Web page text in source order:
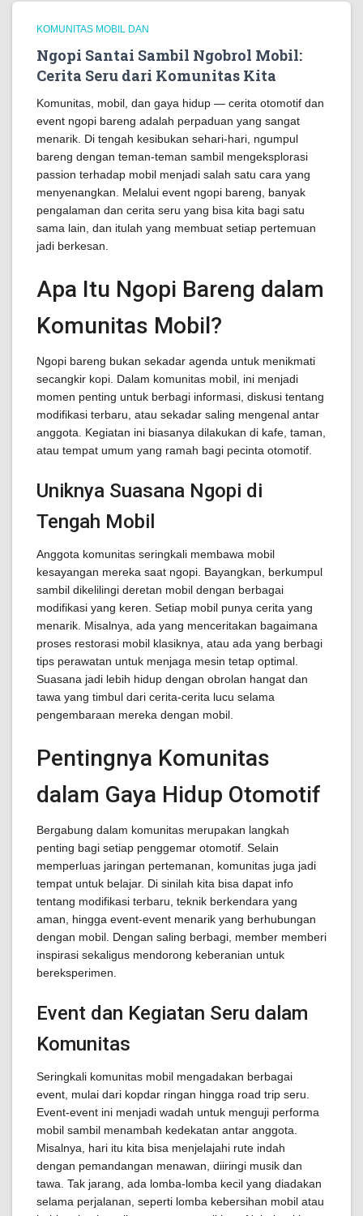
KOMUNITAS MOBIL DAN
Ngopi Santai Sambil Ngobrol Mobil:
Cerita Seru dari Komunitas Kita
Komunitas, mobil, dan gaya hidup — cerita otomotif dan
event ngopi bareng adalah perpaduan yang sangat
menarik. Di tengah kesibukan sehari-hari, ngumpul
bareng dengan teman-teman sambil mengeksplorasi
passion terhadap mobil menjadi salah satu cara yang
menyenangkan. Melalui event ngopi bareng, banyak
pengalaman dan cerita seru yang bisa kita bagi satu
sama lain, dan itulah yang membuat setiap pertemuan
jadi berkesan.
Apa Itu Ngopi Bareng dalam
Komunitas Mobil?
Ngopi bareng bukan sekadar agenda untuk menikmati
secangkir kopi. Dalam komunitas mobil, ini menjadi
momen penting untuk berbagi informasi, diskusi tentang
modifikasi terbaru, atau sekadar saling mengenal antar
anggota. Kegiatan ini biasanya dilakukan di kafe, taman,
atau tempat umum yang ramah bagi pecinta otomotif.
Uniknya Suasana Ngopi di
Tengah Mobil
Anggota komunitas seringkali membawa mobil
kesayangan mereka saat ngopi. Bayangkan, berkumpul
sambil dikelilingi deretan mobil dengan berbagai
modifikasi yang keren. Setiap mobil punya cerita yang
menarik. Misalnya, ada yang menceritakan bagaimana
proses restorasi mobil klasiknya, atau ada yang berbagi
tips perawatan untuk menjaga mesin tetap optimal.
Suasana jadi lebih hidup dengan obrolan hangat dan
tawa yang timbul dari cerita-cerita lucu selama
pengembaraan mereka dengan mobil.
Pentingnya Komunitas
dalam Gaya Hidup Otomotif
Bergabung dalam komunitas merupakan langkah
penting bagi setiap penggemar otomotif. Selain
memperluas jaringan pertemanan, komunitas juga jadi
tempat untuk belajar. Di sinilah kita bisa dapat info
tentang modifikasi terbaru, teknik berkendara yang
aman, hingga event-event menarik yang berhubungan
dengan mobil. Dengan saling berbagi, member memberi
inspirasi sekaligus mendorong keberanian untuk
bereksperimen.
Event dan Kegiatan Seru dalam
Komunitas
Seringkali komunitas mobil mengadakan berbagai
event, mulai dari kopdar ringan hingga road trip seru.
Event-event ini menjadi wadah untuk menguji performa
mobil sambil menambah kedekatan antar anggota.
Misalnya, hari itu kita bisa menjelajahi rute indah
dengan pemandangan menawan, diiringi musik dan
tawa. Tak jarang, ada lomba-lomba kecil yang diadakan
selama perjalanan, seperti lomba kebersihan mobil atau